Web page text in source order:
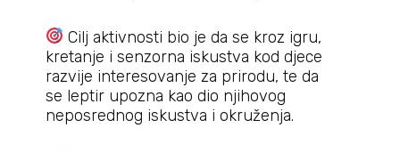
Cilj aktivnosti bio je da se kroz igru,
kretanje i senzorna iskustva kod djece
razvije interesovanje za prirodu, te da
se leptir upozna kao dio njihovog
neposrednog iskustva i okruženja.